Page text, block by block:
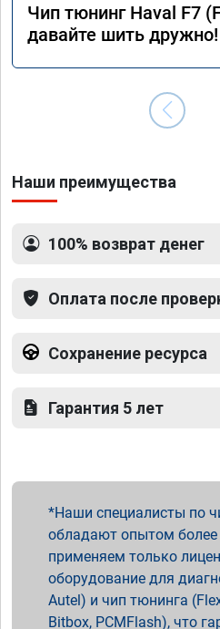
Чип тюнинг Haval F7
давайте шить дружно!
Наши преимущества
100% возврат денег
Оплата после
Сохранение ресурса
Гарантия 5 лет
Наши специалисты по
обладают опытом
применяем только
оборудование для
Autel) и чип тюнинга
Bitbox, PCMFlash), что